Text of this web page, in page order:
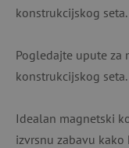
konstrukcijskog seta.
Pogledajte upute za
konstrukcijskog seta.
Idealan magnetski
izvrsnu zabavu